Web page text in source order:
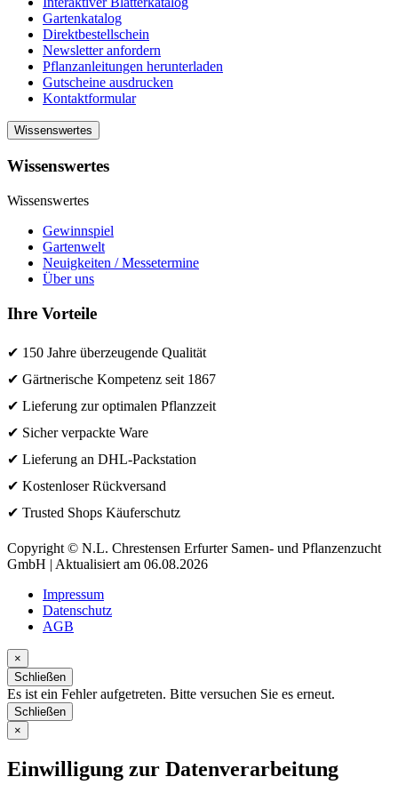
Gartenkatalog
Direktbestellschein
Newsletter anfordern
Pflanzanleitungen herunterladen
Gutscheine ausdrucken
Kontaktformular
Wissenswertes
Wissenswertes
Wissenswertes
Gewinnspiel
Gartenwelt
Neuigkeiten / Messetermine
Über uns
Ihre Vorteile
✔ 150 Jahre überzeugende Qualität
✔ Gärtnerische Kompetenz seit 1867
✔ Lieferung zur optimalen Pflanzzeit
✔ Sicher verpackte Ware
✔ Lieferung an DHL-Packstation
✔ Kostenloser Rückversand
✔ Trusted Shops Käuferschutz
Copyright © N.L. Chrestensen Erfurter Samen- und Pflanzenzucht
GmbH | Aktualisiert am 06.08.2026
Impressum
Datenschutz
AGB
×
Schließen
Es ist ein Fehler aufgetreten. Bitte versuchen Sie es erneut.
Schließen
×
Einwilligung zur Datenverarbeitung